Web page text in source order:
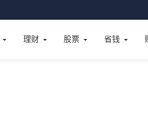
理财 股票 省钱